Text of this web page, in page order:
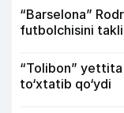
“Barselona”
futbolchisini
“Tolibon”
to‘xtatib qo‘ydi